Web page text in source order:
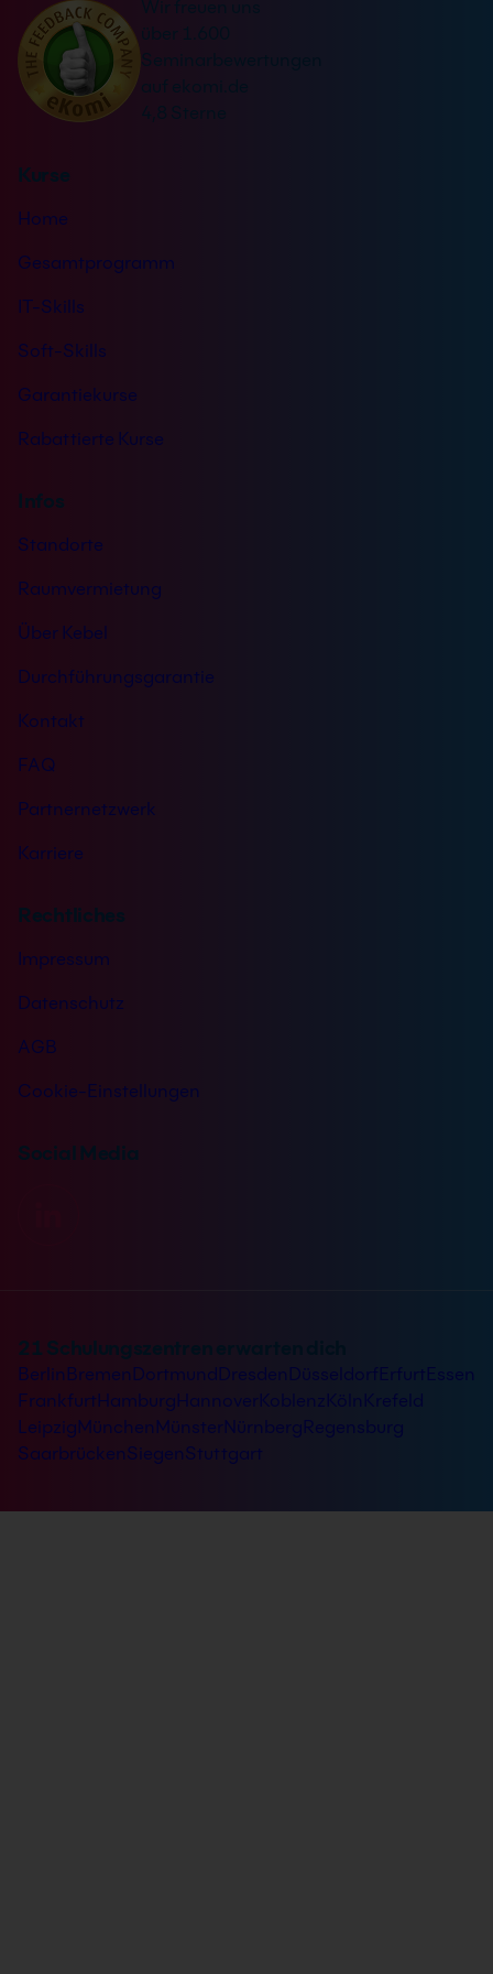
t
ä
n
i
*
i
e
Wir freuen uns
über 1.600
Seminarbewertungen
auf ekomi.de
4,8 Sterne
Kurse
Home
Gesamtprogramm
IT-Skills
Soft-Skills
Garantiekurse
Rabattierte Kurse
Infos
Standorte
Raumvermietung
Über Kebel
Durchführungsgarantie
Kontakt
FAQ
Partnernetzwerk
Karriere
Rechtliches
Impressum
Datenschutz
AGB
Cookie-Einstellungen
Social Media
21 Schulungszentren erwarten dich
Berlin Bremen Dortmund ErfurtEssen
FrankfurtHamburgHannover
Krefeld
LeipzigMünchen Münster
SaarbrückenSiegen Stuttgart